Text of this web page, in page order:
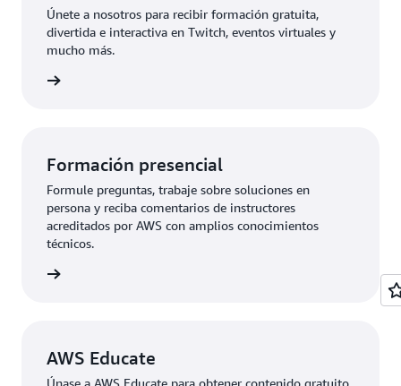
Únete a nosotros para recibir formación gratuita,
divertida e interactiva en Twitch, eventos virtuales y
mucho más.
Formación presencial
Formule preguntas, trabaje sobre soluciones en
persona y reciba comentarios de instructores
acreditados por AWS con amplios conocimientos
técnicos.
AWS Educate
Únase a AWS Educate para obtener contenido gratuito